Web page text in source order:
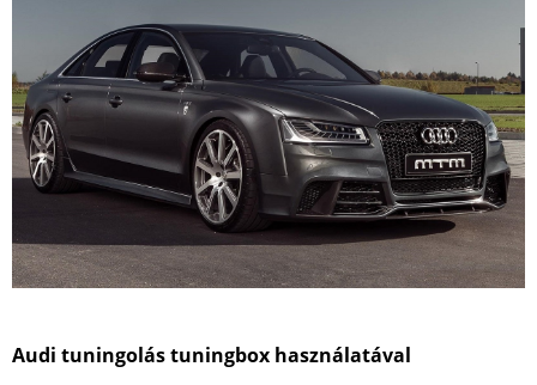
Audi tuningolás tuningbox használatával